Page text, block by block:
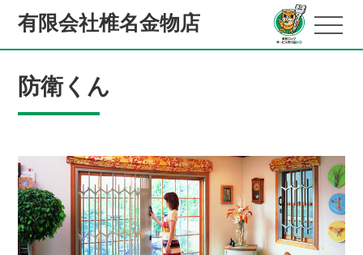
有限会社椎名金物店
防衛くん